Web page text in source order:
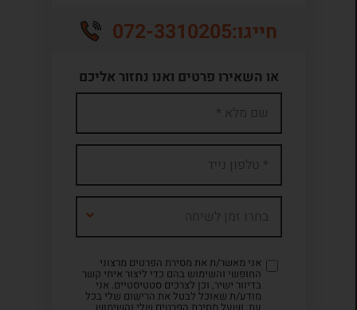
חייגו:072-3310205
או השאירו פרטים ואנו נחזור אליכם
אני מאשר/ת את מסירת הפרטים מרצוני
החופשי והשימוש בהם כדי ליצור איתי קשר
בדיוור ישיר, וכן לצרכים סטטיסטיים. אני
מודע/ת שאוכל לבטל את הרישום שלי בכל
עת, ושעל מסירת הפרטים שלי והשימוש